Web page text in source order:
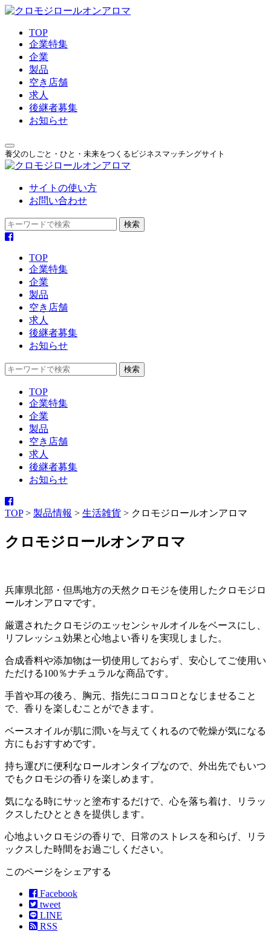
TOP
企業特集
企業
製品
空き店舗
求人
後継者募集
お知らせ
養父のしごと・ひと・未来をつくるビジネスマッチングサイト
サイトの使い方
お問い合わせ
TOP
企業特集
企業
製品
空き店舗
求人
後継者募集
お知らせ
TOP
企業特集
企業
製品
空き店舗
求人
後継者募集
お知らせ
TOP> 製品情報 > 生活雑貨 > クロモジロールオンアロマ
クロモジロールオンアロマ
兵庫県北部・但馬地方の天然クロモジを使用したクロモジロ
ールオンアロマです。
厳選されたクロモジのエッセンシャルオイルをベースにし、
リフレッシュ効果と心地よい香りを実現しました。
合成香料や添加物は一切使用しておらず、安心してご使用い
ただける100％ナチュラルな商品です。
手首や耳の後ろ、胸元、指先にコロコロとなじませること
で、香りを楽しむことができます。
ベースオイルが肌に潤いを与えてくれるので乾燥が気になる
方にもおすすめです。
持ち運びに便利なロールオンタイプなので、外出先でもいつ
でもクロモジの香りを楽しめます。
気になる時にサッと塗布するだけで、心を落ち着け、リラッ
クスしたひとときを提供します。
心地よいクロモジの香りで、日常のストレスを和らげ、リラ
ックスした時間をお過ごしください。
このページをシェアする
Facebook
tweet
LINE
RSS